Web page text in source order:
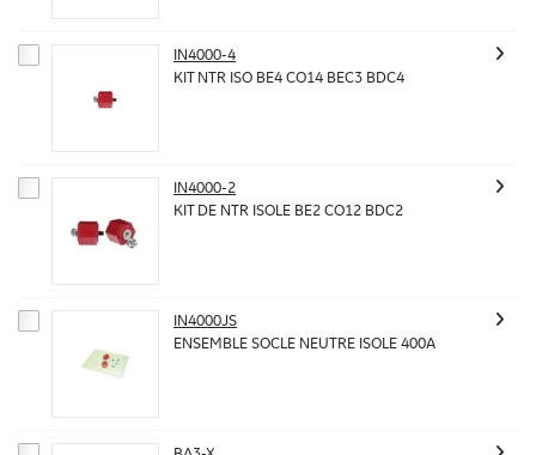
IN4000-4
KIT NTR ISO BE4 CO14 BEC3 BDC4
IN4000-2
KIT DE NTR ISOLE BE2 CO12 BDC2
IN4000JS
ENSEMBLE SOCLE NEUTRE ISOLE 400A